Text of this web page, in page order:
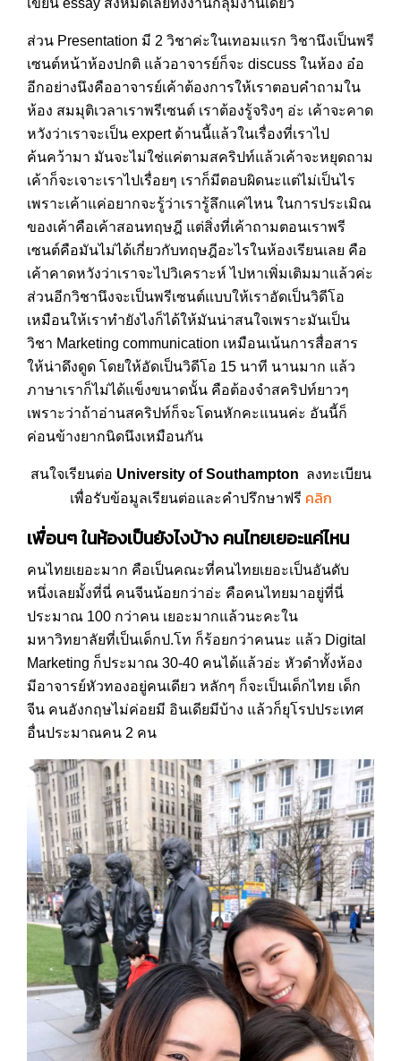
ส่วน Presentation มี 2 วิชาค่ะในเทอมแรก วิชานึงเป็นพรี
เซนต์หน้าห้องปกติ แล้วอาจารย์ก็จะ discuss ในห้อง อ๋อ
อีกอย่างนึงคืออาจารย์เค้าต้องการให้เราตอบคำถามใน
ห้อง สมมุติเวลาเราพรีเซนต์ เราต้องรู้จริงๆ อ่ะ เค้าจะคาด
หวังว่าเราจะเป็น expert ด้านนี้แล้วในเรื่องที่เราไป
ค้นคว้ามา มันจะไม่ใช่แค่ตามสคริปท์แล้วเค้าจะหยุดถาม
เค้าก็จะเจาะเราไปเรื่อยๆ เราก็มีตอบผิดนะแต่ไม่เป็นไร
เพราะเค้าแค่อยากจะรู้ว่าเรารู้ลึกแค่ไหน ในการประเมิณ
ของเค้าคือเค้าสอนทฤษฎี แต่สิ่งที่เค้าถามตอนเราพรี
เซนต์คือมันไม่ได้เกี่ยวกับทฤษฎีอะไรในห้องเรียนเลย คือ
เค้าคาดหวังว่าเราจะไปวิเคราะห์ ไปหาเพิ่มเติมมาแล้วค่ะ
ส่วนอีกวิชานึงจะเป็นพรีเซนต์แบบให้เราอัดเป็นวิดีโอ
เหมือนให้เราทำยังไงก็ได้ให้มันน่าสนใจเพราะมันเป็น
วิชา Marketing communication เหมือนเน้นการสื่อสาร
ให้น่าดึงดูด โดยให้อัดเป็นวิดีโอ 15 นาที นานมาก แล้ว
ภาษาเราก็ไม่ได้แข็งขนาดนั้น คือต้องจำสคริปท์ยาวๆ
เพราะว่าถ้าอ่านสคริปท์ก็จะโดนหักคะแนนค่ะ อันนี้ก็
ค่อนข้างยากนิดนึงเหมือนกัน
สนใจเรียนต่อ University of Southampton ลงทะเบียน
เพื่อรับข้อมูลเรียนต่อและคำปรึกษาฟรี คลิก
เพื่อนๆ ในห้องเป็นยังไงบ้าง คนไทยเยอะแค่ไหน
คนไทยเยอะมาก คือเป็นคณะที่คนไทยเยอะเป็นอันดับ
หนึ่งเลยมั้งที่นี่ คนจีนน้อยกว่าอ่ะ คือคนไทยมาอยู่ที่นี่
ประมาณ 100 กว่าคน เยอะมากแล้วนะคะใน
มหาวิทยาลัยที่เป็นเด็กป.โท ก็ร้อยกว่าคนนะ แล้ว Digital
Marketing ก็ประมาณ 30-40 คนได้แล้วอ่ะ หัวดำทั้งห้อง
มีอาจารย์หัวทองอยู่คนเดียว หลักๆ ก็จะเป็นเด็กไทย เด็ก
จีน คนอังกฤษไม่ค่อยมี อินเดียมีบ้าง แล้วก็ยุโรปประเทศ
อื่นประมาณคน 2 คน